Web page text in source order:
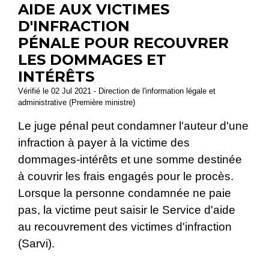
AIDE AUX VICTIMES
D'INFRACTION
PÉNALE POUR RECOUVRER
LES DOMMAGES ET
INTÉRÊTS
Vérifié le 02 Jul 2021 - Direction de l'information légale et
administrative (Première ministre)
Le juge pénal peut condamner l'auteur d'une
infraction à payer à la victime des
dommages-intérêts et une somme destinée
à couvrir les frais engagés pour le procès.
Lorsque la personne condamnée ne paie
pas, la victime peut saisir le Service d'aide
au recouvrement des victimes d'infraction
(Sarvi).